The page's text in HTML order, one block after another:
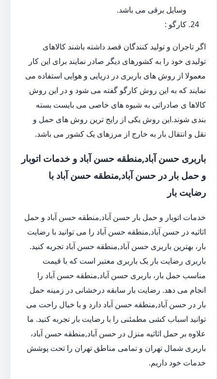
وسایل برقی می باشد.
کارگو :
اگر تاجران و تولید کنندگان قصد داشته باشند کالاهای
تولیدی خود را به کشورهای دیگر صادر نمایند برای این کار
معمولا از روش های باربری در دریایی و هوایی استفاده می
نمایند که به این روش کارگو گفته می شود و در این روش
کالاها ی صادراتی به شیوه های خاصی می بایست بسته
بندی شوند.این روش یکی از رایج ترین روش های حمل و
نقل و انتقال بار به خارج از مرزهای یک کشور می باشد.
باربری حسن آباد,منطقه حسن آباد و خدمات اتوبار
و حمل بار در حسن آباد,منطقه حسن آباد با
رضایت بار
خدمات اتوبار و حمل بار حسن آباد,منطقه حسن آباد و حمل
اثاثیه در حسن آباد,منطقه حسن آباد را می توانید با رضایت
بار، بهترین باربری حسن آباد,منطقه حسن آباد تجربه کنید.
باربری رضایت بار یک باربری معتبر است که با قیمت
مناسب حمل بار، باربری حسن آباد,منطقه حسن آباد را
انجام می دهد. رضایت بار سابقه درخشانی در زمینه حمل
بار در حسن آباد,منطقه حسن آباد دارد و با خیال راحت می
توانید اسباب کشی مطمئنی را با رضایت بار تجربه کنید. ما
علاوه بر حمل اثاثیه منزل در حسن آباد,منطقه حسن آباد،
باربری شمال تهران و تمامی مناطق تهران را تحت پوشش
خدمات خود داریم.